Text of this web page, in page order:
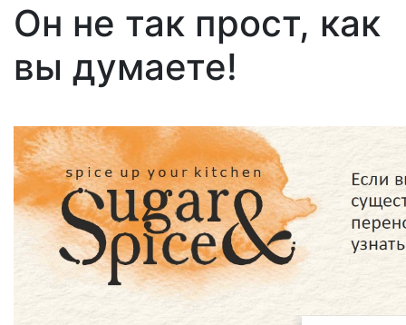
Он не так прост, как
вы думаете!